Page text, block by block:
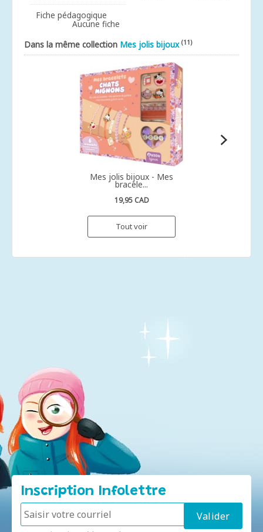
Fiche pédagogique
Aucune fiche
Dans la même collection Mes jolis bijoux (11)
Mes jolis bijoux - Mes
bracele...
19,95 CAD
Tout voir
Inscription Infolettre